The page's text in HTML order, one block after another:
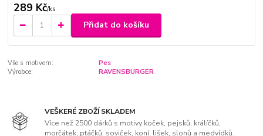
289 Kč/ks
Přidat do košíku
Vše s motivem:
Pes
Výrobce:
RAVENSBURGER
VEŠKERÉ ZBOŽÍ SKLADEM
Více než 2500 dárků s motivy koček, pejsků, králíčků,
morčátek, ptáčků, soviček, koní, lišek, slonů a medvídků.